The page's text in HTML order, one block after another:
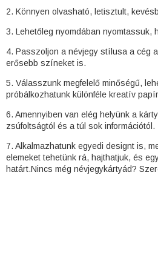
2. Könnyen olvasható, letisztult,
3. Lehetőleg nyomdában nyomtassuk,
4. Passzoljon a névjegy stílusa a cég
erősebb színeket is.
5. Válasszunk megfelelő minőségű,
próbálkozhatunk különféle kreatív
6. Amennyiben van elég helyünk a
zsúfoltságtól és a túl sok információtól.
7. Alkalmazhatunk egyedi designt is,
elemeket tehetünk rá, hajthatjuk, és
határt.Nincs még névjegykártyád?